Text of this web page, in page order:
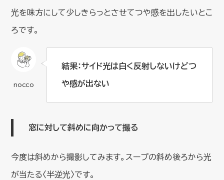
光を味方にして少しきらっとさせてつや感を出したいとこ
ろです。
結果：サイド光は白く反射しないけどつ
や感が出ない
窓に対して斜めに向かって撮る
今度は斜めから撮影してみます。スープの斜め後ろから光
が当たる〈半逆光〉です。